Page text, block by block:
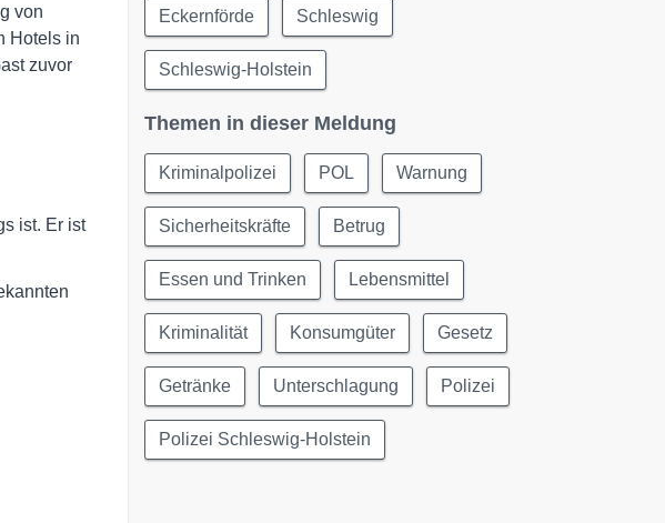
von
Hotels in
zuvor
ist. Er ist
Eckernförde Schleswig
Schleswig-Holstein
Themen in dieser Meldung
Kriminalpolizei POL Warnung
Sicherheitskräfte Betrug
Essen und Trinken Lebensmittel
Kriminalität Konsumgüter Gesetz
Getränke Unterschlagung Polizei
Polizei Schleswig-Holstein